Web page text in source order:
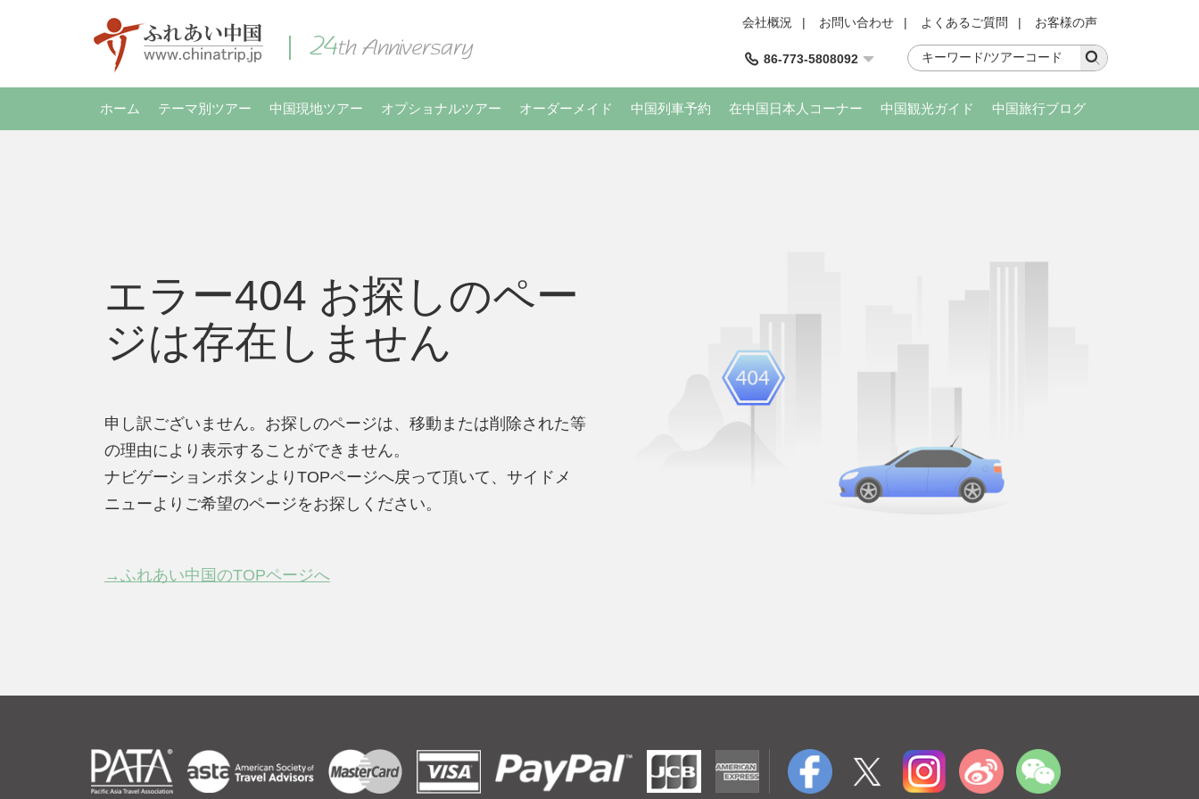
会社概況 | お問い合わせ | よくあるご質問 | お客様の声
86-773-5808092
ホーム テーマ別ツアー 中国現地ツアー オプショナルツアー オーダーメイド 中国列車予約 在中国日本人コーナー 中国観光ガイド 中国旅行ブログ
エラー404 お探しのペー
ジは存在しません
申し訳ございません。お探しのページは、移動または削除された等
の理由により表示することができません。
ナビゲーションボタンよりTOPページへ戻って頂いて、サイドメ
ニューよりご希望のページをお探しください。
→ふれあい中国のTOPページへ